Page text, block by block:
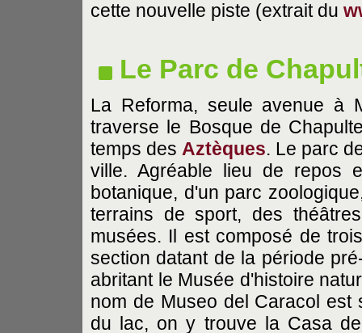
cette nouvelle piste (extrait du
Le Parc de
La Reforma, seule avenue à
traverse le Bosque de
temps des Aztèques. Le parc
ville. Agréable lieu de repos
botanique, d'un parc
terrains de sport, des
musées. Il est composé de
section datant de la période
abritant le Musée d'histoire
nom de Museo del Caracol est
du lac, on y trouve la Casa